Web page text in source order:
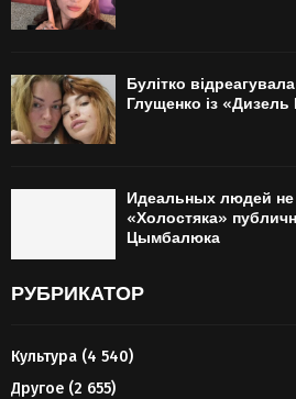
Булітко
Глущенко із
Идеальных людей
«Холостяка»
Цымбалюка
РУБРИКАТОР
Культура (4 540)
Другое (2 655)